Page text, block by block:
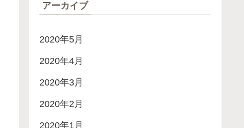
アーカイブ
2020年5月
2020年4月
2020年3月
2020年2月
2020年1月